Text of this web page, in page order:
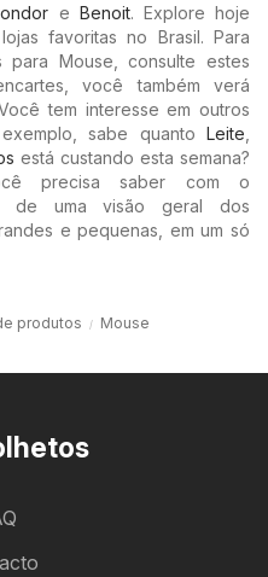
e Benoit. Explore hoje
favoritas no Brasil. Para
para Mouse, consulte estes
você também verá
tem interesse em outros
sabe quanto Leite
está custando esta semana?
precisa saber com o
de uma visão geral dos
e pequenas, em um só
produtos Mouse